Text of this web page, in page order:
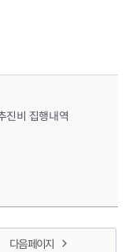
진비 집행내역
다음 페이지